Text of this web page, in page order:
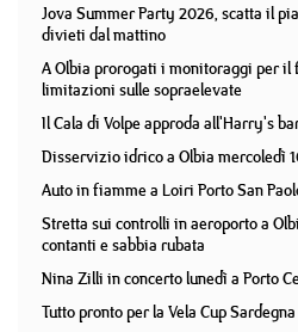
Jova Summer Party 2026, scatta il
divieti dal mattino
A Olbia prorogati i monitoraggi per
limitazioni sulle sopraelevate
Il Cala di Volpe approda all'Harry's
Disservizio idrico a Olbia mercoledì
Auto in fiamme a Loiri Porto San
Stretta sui controlli in aeroporto a
contanti e sabbia rubata
Nina Zilli in concerto lunedì a Porto
Tutto pronto per la Vela Cup